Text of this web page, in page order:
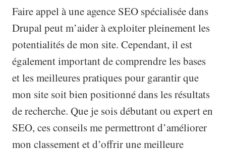
Faire appel à une agence SEO spécialisée dans
Drupal peut m’aider à exploiter pleinement les
potentialités de mon site. Cependant, il est
également important de comprendre les bases
et les meilleures pratiques pour garantir que
mon site soit bien positionné dans les résultats
de recherche. Que je sois débutant ou expert en
SEO, ces conseils me permettront d’améliorer
mon classement et d’offrir une meilleure